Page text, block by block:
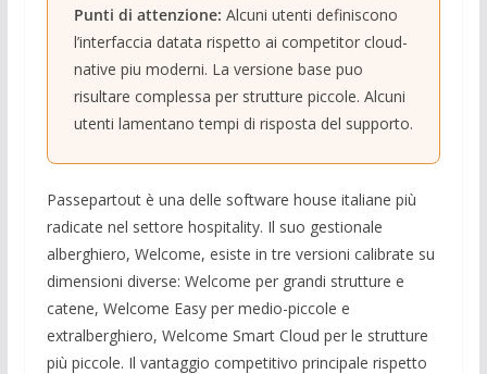
Punti di attenzione: Alcuni utenti definiscono
l’interfaccia datata rispetto ai competitor cloud-
native piu moderni. La versione base puo
risultare complessa per strutture piccole. Alcuni
utenti lamentano tempi di risposta del supporto.
Passepartout è una delle software house italiane più
radicate nel settore hospitality. Il suo gestionale
alberghiero, Welcome, esiste in tre versioni calibrate su
dimensioni diverse: Welcome per grandi strutture e
catene, Welcome Easy per medio-piccole e
extralberghiero, Welcome Smart Cloud per le strutture
più piccole. Il vantaggio competitivo principale rispetto